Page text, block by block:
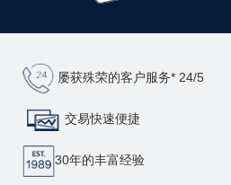
屡获殊荣的客户服务* 24/5
交易快速便捷
30年的丰富经验